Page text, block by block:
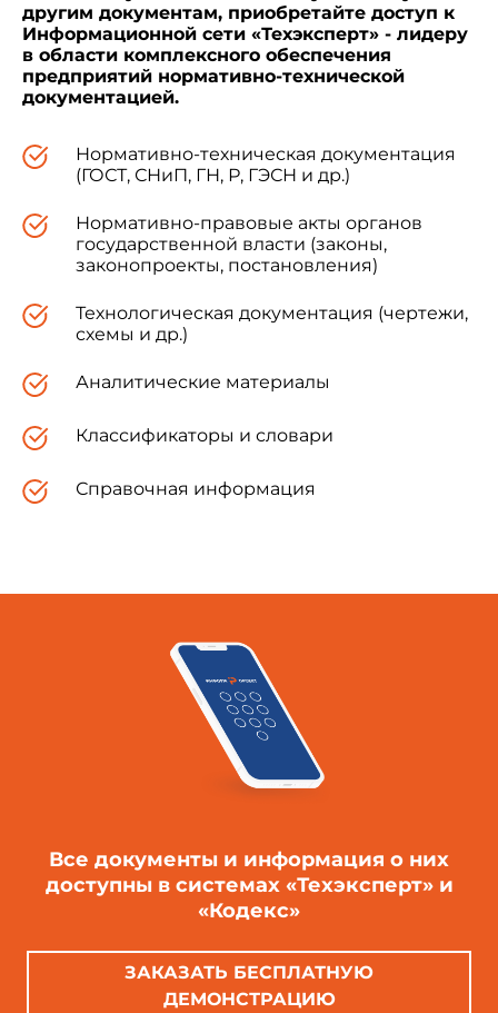
другим документам, приобретайте доступ к
Информационной сети «Техэксперт» - лидеру
в области комплексного обеспечения
предприятий нормативно-технической
документацией.
Нормативно-техническая документация
(ГОСТ, СНиП, ГН, Р, ГЭСН и др.)
Нормативно-правовые акты органов
государственной власти (законы,
законопроекты, постановления)
Технологическая документация (чертежи,
схемы и др.)
Аналитические материалы
Классификаторы и словари
Справочная информация
Все документы и информация о них
доступны в системах «Техэксперт» и
«Кодекс»
ЗАКАЗАТЬ БЕСПЛАТНУЮ
ДЕМОНСТРАЦИЮ